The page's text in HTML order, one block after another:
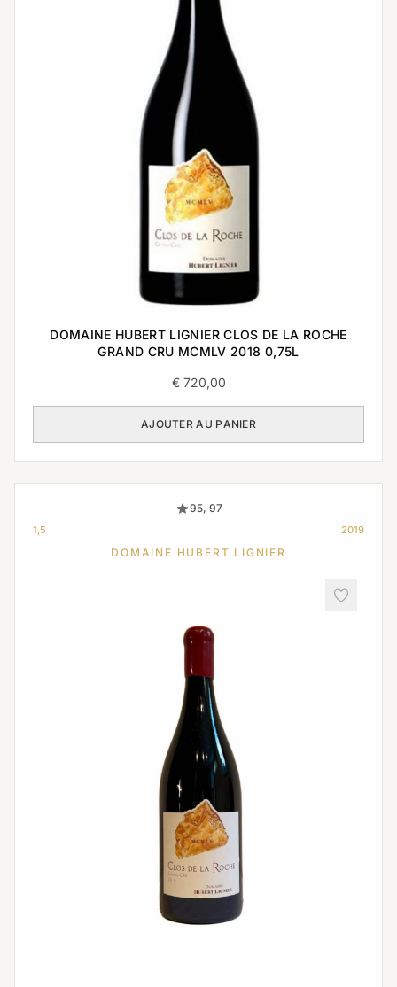
DOMAINE HUBERT LIGNIER CLOS DE LA ROCHE
GRAND CRU MCMLV 2018 0,75L
€720,00
AJOUTER AU PANIER
95, 97
1,5 2019
DOMAINE HUBERT LIGNIER